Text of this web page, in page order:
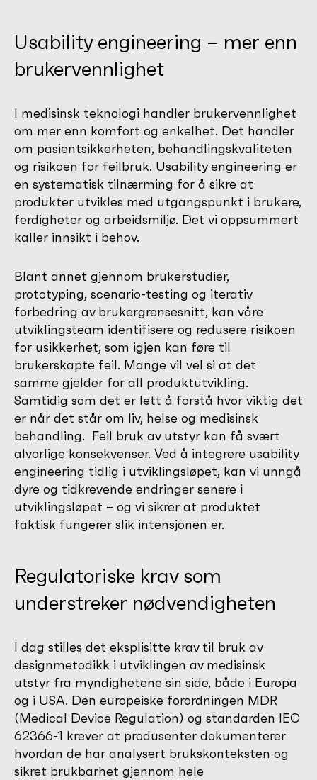
Usability engineering – mer enn
brukervennlighet
I medisinsk teknologi handler brukervennlighet
om mer enn komfort og enkelhet. Det handler
om pasientsikkerheten, behandlingskvaliteten
og risikoen for feilbruk. Usability engineering er
en systematisk tilnærming for å sikre at
produkter utvikles med utgangspunkt i brukere,
ferdigheter og arbeidsmiljø. Det vi oppsummert
kaller innsikt i behov.
Blant annet gjennom brukerstudier,
prototyping, scenario-testing og iterativ
forbedring av brukergrensesnitt, kan våre
utviklingsteam identifisere og redusere risikoen
for usikkerhet, som igjen kan føre til
brukerskapte feil. Mange vil vel si at det
samme gjelder for all produktutvikling.
Samtidig som det er lett å forstå hvor viktig det
er når det står om liv, helse og medisinsk
behandling. Feil bruk av utstyr kan få svært
alvorlige konsekvenser. Ved å integrere usability
engineering tidlig i utviklingsløpet, kan vi unngå
dyre og tidkrevende endringer senere i
utviklingsløpet – og vi sikrer at produktet
faktisk fungerer slik intensjonen er.
Regulatoriske krav som
understreker nødvendigheten
I dag stilles det eksplisitte krav til bruk av
designmetodikk i utviklingen av medisinsk
utstyr fra myndighetene sin side, både i Europa
og i USA. Den europeiske forordningen MDR
(Medical Device Regulation) og standarden IEC
62366-1 krever at produsenter dokumenterer
hvordan de har analysert brukskonteksten og
sikret brukbarhet gjennom hele